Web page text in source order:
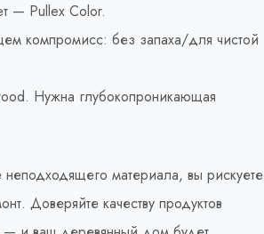
— Pullex Color.
компромисс: без запаха/для чистой
Нужна глубокопроникающая
материала, вы рискуете
Доверяйте качеству продуктов